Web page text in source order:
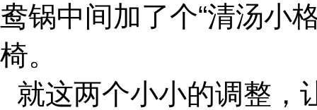
鸯锅中间加了个“清汤小
椅。
就这两个小小的调整，